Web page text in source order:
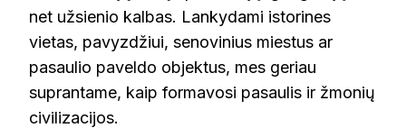
net užsienio kalbas. Lankydami istorines
vietas, pavyzdžiui, senovinius miestus ar
pasaulio paveldo objektus, mes geriau
suprantame, kaip formavosi pasaulis ir žmonių
civilizacijos.